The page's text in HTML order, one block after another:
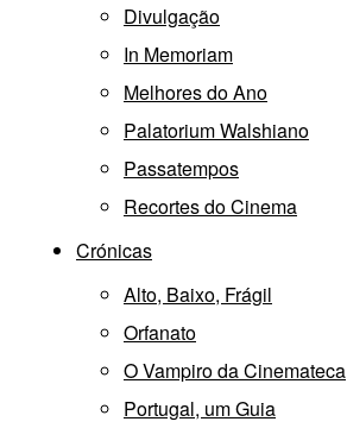
Divulgação
In Memoriam
Melhores do Ano
Palatorium Walshiano
Passatempos
Recortes do Cinema
Crónicas
Alto, Baixo, Frágil
Orfanato
O Vampiro da Cinemateca
Portugal, um Guia